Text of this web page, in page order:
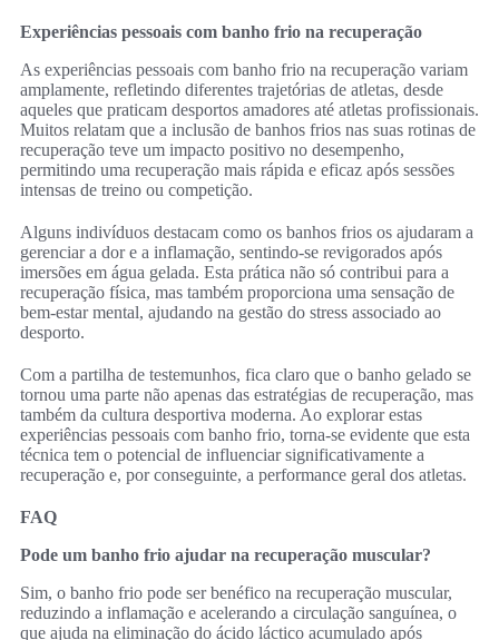
Experiências pessoais com banho frio na recuperação
As experiências pessoais com banho frio na recuperação variam
amplamente, refletindo diferentes trajetórias de atletas, desde
aqueles que praticam desportos amadores até atletas profissionais.
Muitos relatam que a inclusão de banhos frios nas suas rotinas de
recuperação teve um impacto positivo no desempenho,
permitindo uma recuperação mais rápida e eficaz após sessões
intensas de treino ou competição.
Alguns indivíduos destacam como os banhos frios os ajudaram a
gerenciar a dor e a inflamação, sentindo-se revigorados após
imersões em água gelada. Esta prática não só contribui para a
recuperação física, mas também proporciona uma sensação de
bem-estar mental, ajudando na gestão do stress associado ao
desporto.
Com a partilha de testemunhos, fica claro que o banho gelado se
tornou uma parte não apenas das estratégias de recuperação, mas
também da cultura desportiva moderna. Ao explorar estas
experiências pessoais com banho frio, torna-se evidente que esta
técnica tem o potencial de influenciar significativamente a
recuperação e, por conseguinte, a performance geral dos atletas.
FAQ
Pode um banho frio ajudar na recuperação muscular?
Sim, o banho frio pode ser benéfico na recuperação muscular,
reduzindo a inflamação e acelerando a circulação sanguínea, o
que ajuda na eliminação do ácido láctico acumulado após